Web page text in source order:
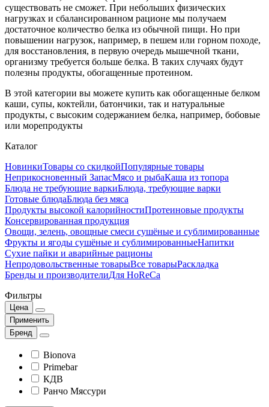
существовать не сможет. При небольших физических
нагрузках и сбалансированном рационе мы получаем
достаточное количество белка из обычной пищи. Но при
повышении нагрузок, например, в пешем или горном походе,
для восстановления, в первую очередь мышечной ткани,
организму требуется больше белка. В таких случаях будут
полезны продукты, обогащенные протеином.
В этой категории вы можете купить как обогащенные белком
каши, супы, коктейли, батончики, так и натуральные
продукты, с высоким содержанием белка, например, бобовые
или морепродукты
Каталог
НовинкиТовары со скидкойПопулярные товары
Неприкосновенный ЗапасМясо и рыбаКаша из топора
Блюда не требующие варкиБлюда, требующие варки
Готовые блюдаБлюда без мяса
Продукты высокой калорийностиПротеиновые продукты
Консервированная продукция
Овощи, зелень, овощные смеси сушёные и сублимированные
Фрукты и ягоды сушёные и сублимированныеНапитки
Сухие пайки и аварийные рационы
Непродовольственные товарыВсе товарыРаскладка
Бренды и производителиДля HoReCa
Фильтры
Цена
Применить
Бренд
Bionova
Primebar
КДВ
Ранчо Мяссури